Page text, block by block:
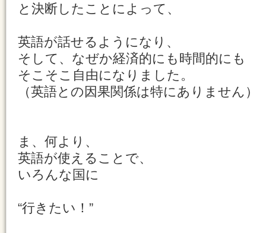
と決断したことによって、
英語が話せるようになり、
そして、なぜか経済的にも時間的にも
そこそこ自由になりました。
（英語との因果関係は特にありません）
ま、何より、
英語が使えることで、
いろんな国に
“行きたい！”